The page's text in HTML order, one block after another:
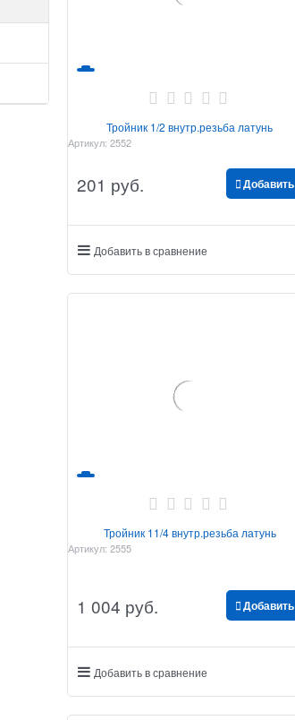
Тройник 1/2 внутр.резьба латунь
Артикул: 2552
201 руб. Добавить
Добавить в сравнение
Тройник 11/4 внутр.резьба латунь
Артикул: 2555
1 004 руб. Добавить
Добавить в сравнение